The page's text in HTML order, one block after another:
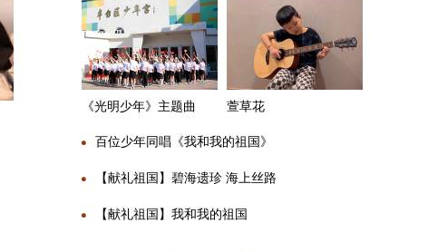
《光明少年》主题曲 萱草花
百位少年同唱《我和我的祖国》
【献礼祖国】碧海遗珍 海上丝路
【献礼祖国】我和我的祖国